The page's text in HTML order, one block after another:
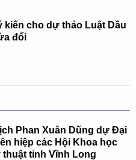
kiến cho dự thảo Luật Dầu
đổi
Phan Xuân Dũng dự Đại
hiệp các Hội Khoa học
thuật tỉnh Vĩnh Long